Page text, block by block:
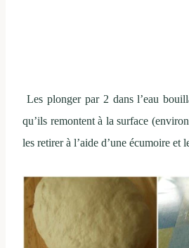
Les plonger par 2 dans l’eau
qu’ils remontent à la surface
les retirer à l’aide d’une écumoire et